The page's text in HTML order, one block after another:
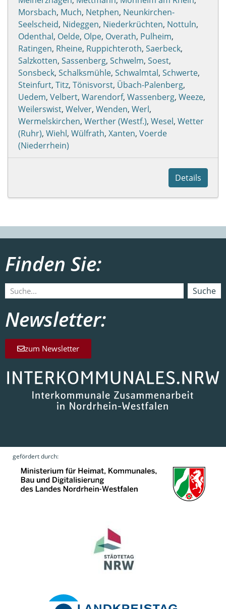
Morsbach, Much, Netphen, Neunkirchen-
Seelscheid, Nideggen, Niederkrüchten, Nottuln,
Odenthal, Oelde, Olpe, Overath, Pulheim,
Ratingen, Rheine, Ruppichteroth, Saerbeck,
Salzkotten, Sassenberg, Schwelm, Soest,
Sonsbeck, Schalksmühle, Schwalmtal, Schwerte,
Steinfurt, Titz, Tönisvorst, Übach-Palenberg,
Uedem, Velbert, Warendorf, Wassenberg, Weeze,
Weilerswist, Welver, Wenden, Werl,
Wermelskirchen, Werther (Westf.), Wesel, Wetter
(Ruhr), Wiehl, Wülfrath, Xanten, Voerde
(Niederrhein)
Details
Finden Sie:
Suche
Newsletter:
zum Newsletter
gefördert durch: